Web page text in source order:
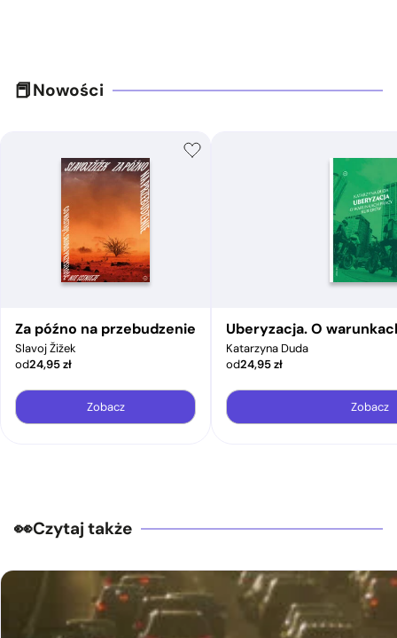
Nowości
Za późno na przebudzenie
Slavoj Žižek
od24,95zł
Zobacz
Uberyzacja. O
Katarzyna Duda
od24,95zł
Zobacz
Czytaj także